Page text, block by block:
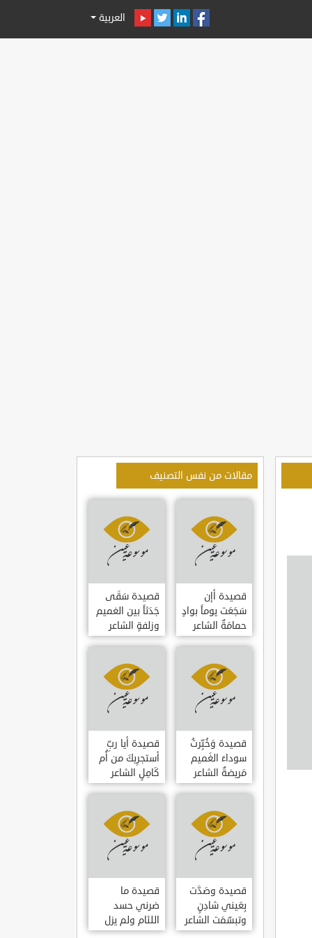
العربية
مقالات من نفس التصنيف
قصيدة أإن
سَجَعَت يوماً بوادٍ
حمامَةٌ الشاعر
العوام بن عقبة
قصيدة سَقَى
جَدَثاً بين الغميم
وزلفةٍ الشاعر
العوام بن عقبة
قصيدة وَخُبِّرتُ
سوداءَ الغَميم
مَريضةٌ الشاعر
العوام بن عقبة
قصيدة أيا ربِّ
أستجرِيكَ من أُم
كَامِلٍ الشاعر
العوام بن عقبة
قصيدة وصَدَّت
بِعَيني شادِنٍ
وتبسّمَت الشاعر
العوام بن عقبة
قصيدة ما
ضرني حسد
اللئام ولم يزل
الشاعر عمارة بن